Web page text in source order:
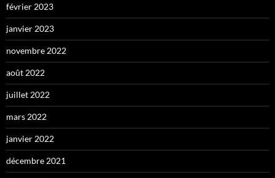
février 2023
janvier 2023
novembre 2022
août 2022
juillet 2022
mars 2022
janvier 2022
décembre 2021